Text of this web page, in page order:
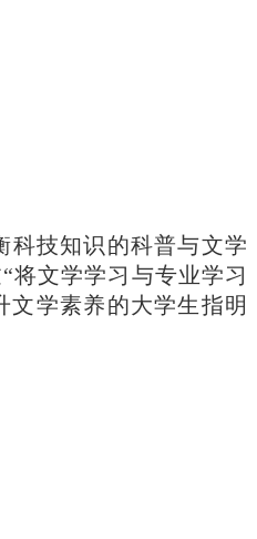
科技知识的科普与文学
将文学学习与专业学习
文学素养的大学生指明